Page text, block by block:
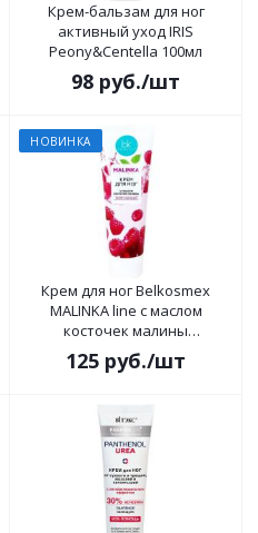
Крем-бальзам для ног
активный уход IRIS
Peony&Centella 100мл
98 руб./шт
НОВИНКА
Крем для ног Belkosmex
MALINKA line с маслом
косточек малины
смягчающий 70г
125 руб./шт